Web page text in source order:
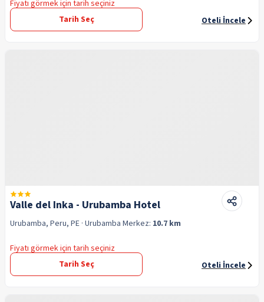
Fiyatı görmek için tarih seçiniz
Tarih Seç
Oteli İncele
Valle del Inka - Urubamba Hotel
Urubamba, Peru, PE · Urubamba Merkez: 10.7 km
Fiyatı görmek için tarih seçiniz
Tarih Seç
Oteli İncele